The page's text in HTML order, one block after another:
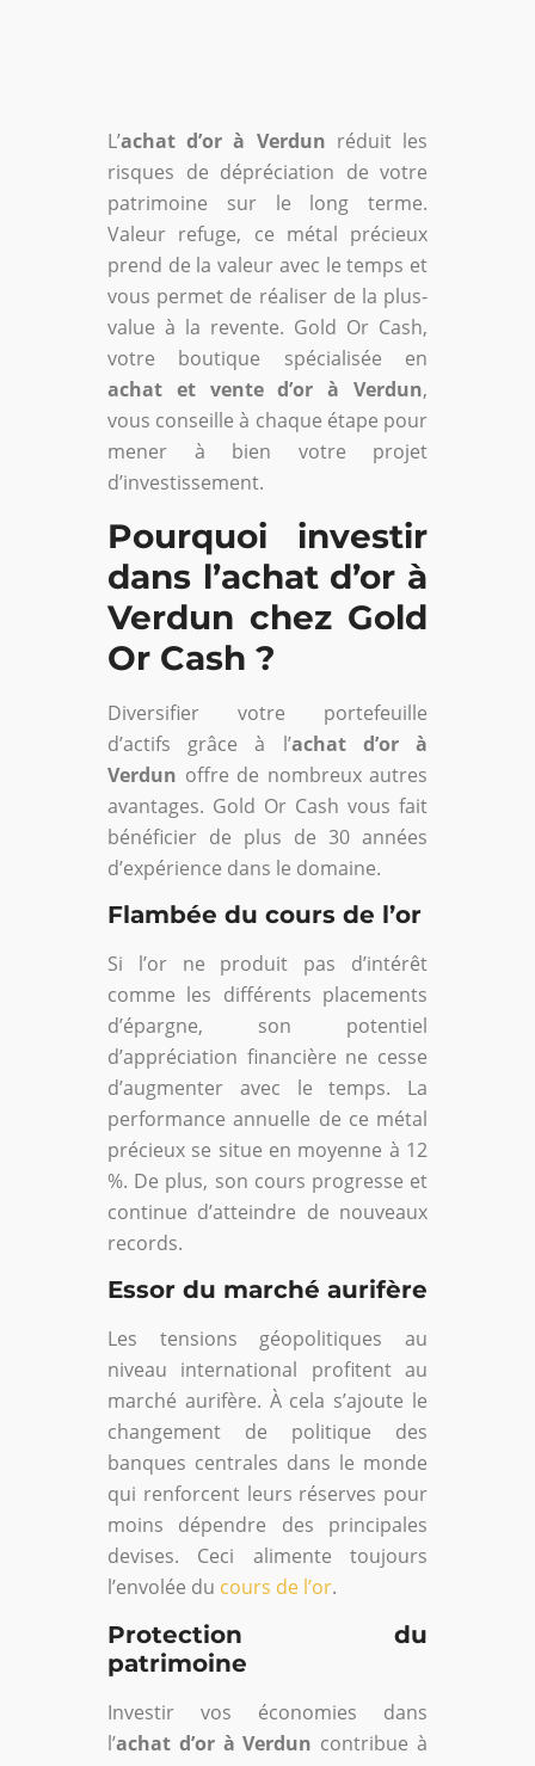
L’achat d’or à Verdun réduit les
risques de dépréciation de votre
patrimoine sur le long terme.
Valeur refuge, ce métal précieux
prend de la valeur avec le temps et
vous permet de réaliser de la plus-
value à la revente. Gold Or Cash,
votre boutique spécialisée en
achat et vente d’or à Verdun,
vous conseille à chaque étape pour
mener à bien votre projet
d’investissement.
Pourquoi investir
dans l’achat d’or à
Verdun chez Gold
Or Cash ?
Diversifier votre portefeuille
d’actifs grâce à l’achat d’or à
Verdun offre de nombreux autres
avantages. Gold Or Cash vous fait
bénéficier de plus de 30 années
d’expérience dans le domaine.
Flambée du cours de l’or
Si l’or ne produit pas d’intérêt
comme les différents placements
d’épargne, son potentiel
d’appréciation financière ne cesse
d’augmenter avec le temps. La
performance annuelle de ce métal
précieux se situe en moyenne à 12
%. De plus, son cours progresse et
continue d’atteindre de nouveaux
records.
Essor du marché aurifère
Les tensions géopolitiques au
niveau international profitent au
marché aurifère. À cela s’ajoute le
changement de politique des
banques centrales dans le monde
qui renforcent leurs réserves pour
moins dépendre des principales
devises. Ceci alimente toujours
l’envolée du cours de l’or.
Protection du
patrimoine
Investir vos économies dans
l’achat d’or à Verdun contribue à